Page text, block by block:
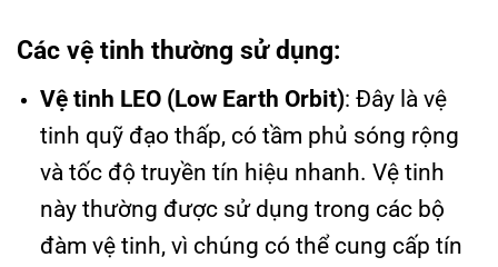
Các vệ tinh thường sử dụng:
Vệ tinh LEO (Low Earth Orbit): Đây là vệ
tinh quỹ đạo thấp, có tầm phủ sóng rộng
và tốc độ truyền tín hiệu nhanh. Vệ tinh
này thường được sử dụng trong các bộ
đàm vệ tinh, vì chúng có thể cung cấp tín